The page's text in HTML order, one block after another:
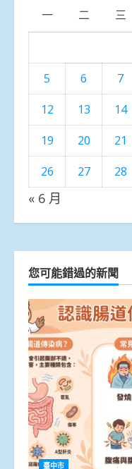
一 二 三
5
6 7
12
13 14
19
20 21
26
27 28
« 6 月
您可能錯過的新聞
臺中市